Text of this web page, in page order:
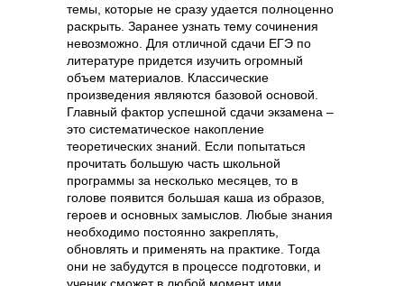
темы, которые не сразу удается полноценно
раскрыть. Заранее узнать тему сочинения
невозможно. Для отличной сдачи ЕГЭ по
литературе придется изучить огромный
объем материалов. Классические
произведения являются базовой основой.
Главный фактор успешной сдачи экзамена –
это систематическое накопление
теоретических знаний. Если попытаться
прочитать большую часть школьной
программы за несколько месяцев, то в
голове появится большая каша из образов,
героев и основных замыслов. Любые знания
необходимо постоянно закреплять,
обновлять и применять на практике. Тогда
они не забудутся в процессе подготовки, и